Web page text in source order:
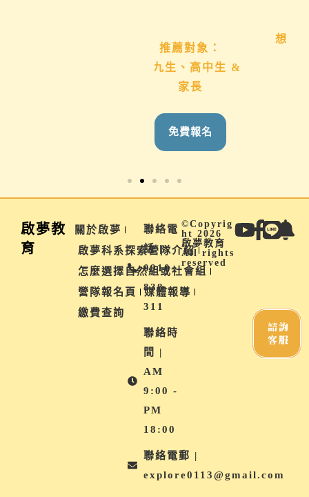
推薦對象：
國九生、高中生 &
想了解班群、類
啟夢教
育
關於啟夢
啟夢科系探索營隊介紹
怎麼選擇自然組或社會組
營隊報名頁
媒體報導
繳費查詢
聯絡電
話 |
0910-
838-
311
聯絡時
間 |
AM
9:00 -
PM
18:00
聯絡電郵 |
explore0113@gmail.com
©Copyrig
ht 2026
啟夢教育
All rights
reserved
諮詢
客服